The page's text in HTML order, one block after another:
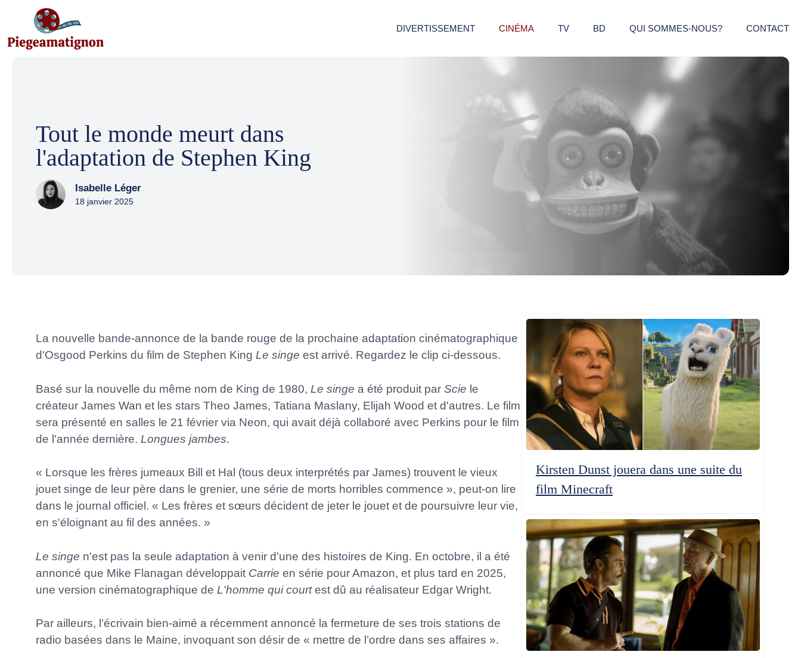
contenu
DIVERTISSEMENT CINÉMA TV BD QUI SOMMES-NOUS? CONTACT
Tout le monde meurt dans
l'adaptation de Stephen King
Isabelle Léger
18 janvier 2025
La nouvelle bande-annonce de la bande rouge de la prochaine adaptation cinématographique
d'Osgood Perkins du film de Stephen King Le singe est arrivé. Regardez le clip ci-dessous.
Basé sur la nouvelle du même nom de King de 1980, Le singe a été produit par Scie le
créateur James Wan et les stars Theo James, Tatiana Maslany, Elijah Wood et d'autres. Le film
sera présenté en salles le 21 février via Neon, qui avait déjà collaboré avec Perkins pour le film
de l'année dernière. Longues jambes.
« Lorsque les frères jumeaux Bill et Hal (tous deux interprétés par James) trouvent le vieux
jouet singe de leur père dans le grenier, une série de morts horribles commence », peut-on lire
dans le journal officiel. « Les frères et sœurs décident de jeter le jouet et de poursuivre leur vie,
en s'éloignant au fil des années. »
Le singe n'est pas la seule adaptation à venir d'une des histoires de King. En octobre, il a été
annoncé que Mike Flanagan développait Carrie en série pour Amazon, et plus tard en 2025,
une version cinématographique de L'homme qui courtest dû au réalisateur Edgar Wright.
Par ailleurs, l’écrivain bien-aimé a récemment annoncé la fermeture de ses trois stations de
radio basées dans le Maine, invoquant son désir de « mettre de l’ordre dans ses affaires ».
Kirsten Dunst jouera dans une suite du
film Minecraft